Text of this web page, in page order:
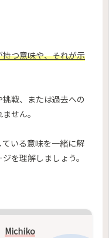
つ意味や、それが示
戦、または過去への
せん。
いる意味を一緒に解
を理解しましょう。
Michiko